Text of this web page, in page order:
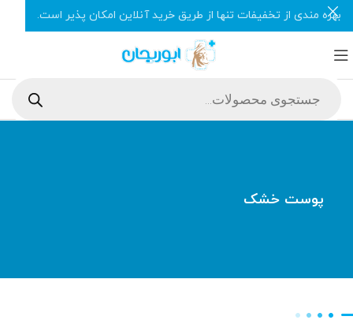
پوست خشک
بهره مندی از تخفیفات تنها از طریق خرید آنلاین امکان پذیر است.